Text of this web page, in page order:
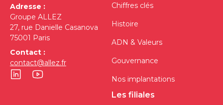
Adresse :
Groupe ALLEZ
27, rue Danielle Casanova
75001 Paris
Contact :
contact@allez.fr
Chiffres clés
Histoire
ADN & Valeurs
Gouvernance
Nos implantations
Les filiales